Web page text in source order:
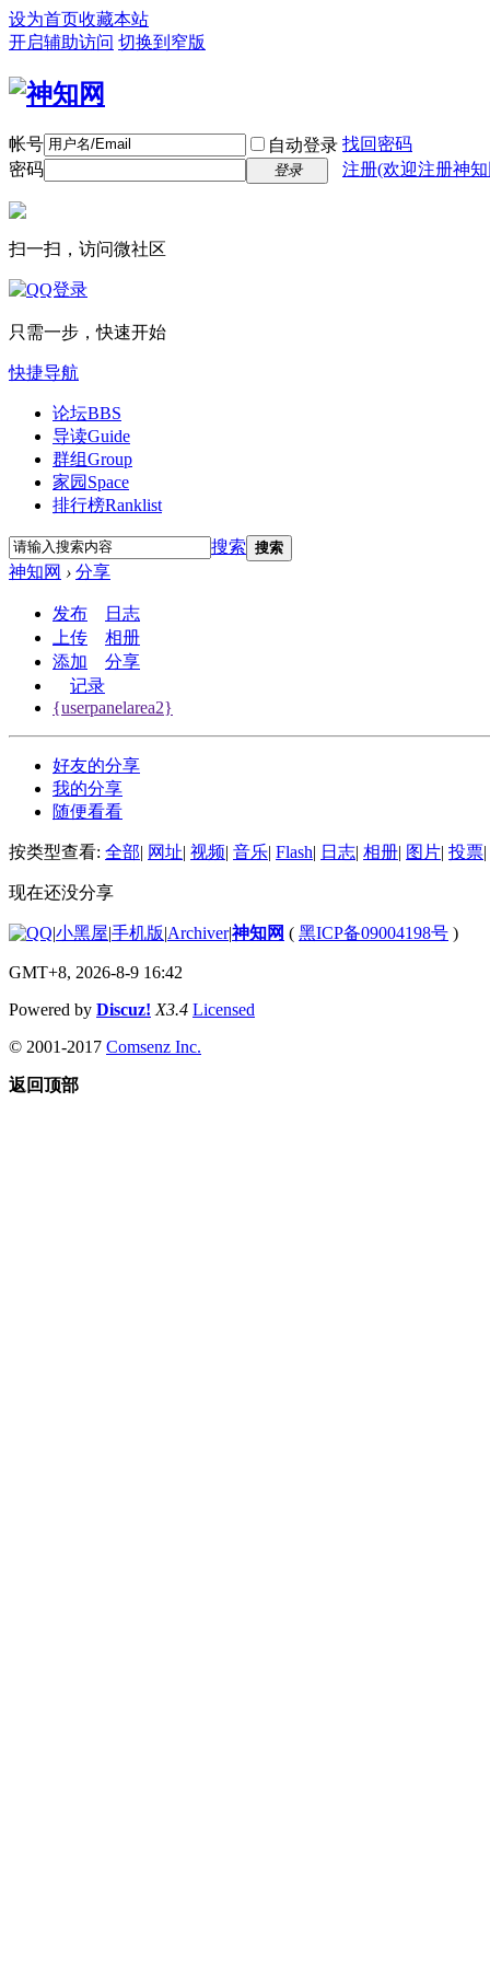
设为首页收藏本站
开启辅助访问 切换到窄版
帐号 自动登录 找回密码
密码
登录 注册(欢迎注册神
扫一扫，访问微社区
只需一步，快速开始
快捷导航
论坛BBS
导读Guide
群组Group
家园 Space
排行榜Ranklist
搜索 搜索
神知网 › 分享
发布
日志
上传
相册
添加
分享
记录
{userpanelarea2}
好友的分享
我的分享
随便看看
按类型查看: 全部| 网址| 视频| 音乐| Flash| 日志| 相册| 图片| 投票|
现在还没分享
|小黑屋|手机版|Archiver|神知网 ( 黑ICP备09004198号 )
GMT+8, 2026-8-9 16:42
Powered by Discuz! X3.4 Licensed
© 2001-2017 Comsenz Inc.
返回顶部